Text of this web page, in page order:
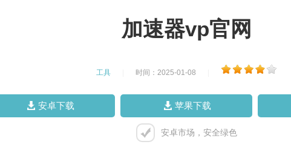
加速器vp官网
工具 时间：2025-01-08
安卓下载 苹果下载
安卓市场，安全绿色